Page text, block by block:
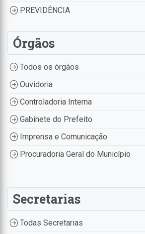
PREVIDÊNCIA
Órgãos
Todos os órgãos
Ouvidoria
Controladoria Interna
Gabinete do Prefeito
Imprensa e Comunicação
Procuradoria Geral do Município
Secretarias
Todas Secretarias